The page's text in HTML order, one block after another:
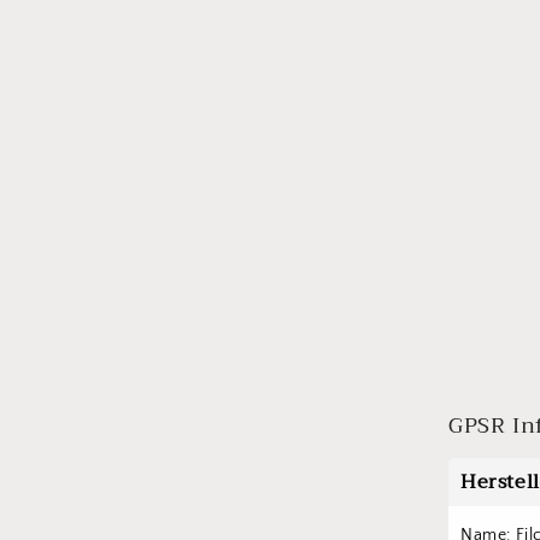
GPSR
Name: